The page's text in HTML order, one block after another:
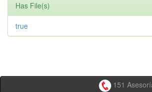
Has File(s)
true
151